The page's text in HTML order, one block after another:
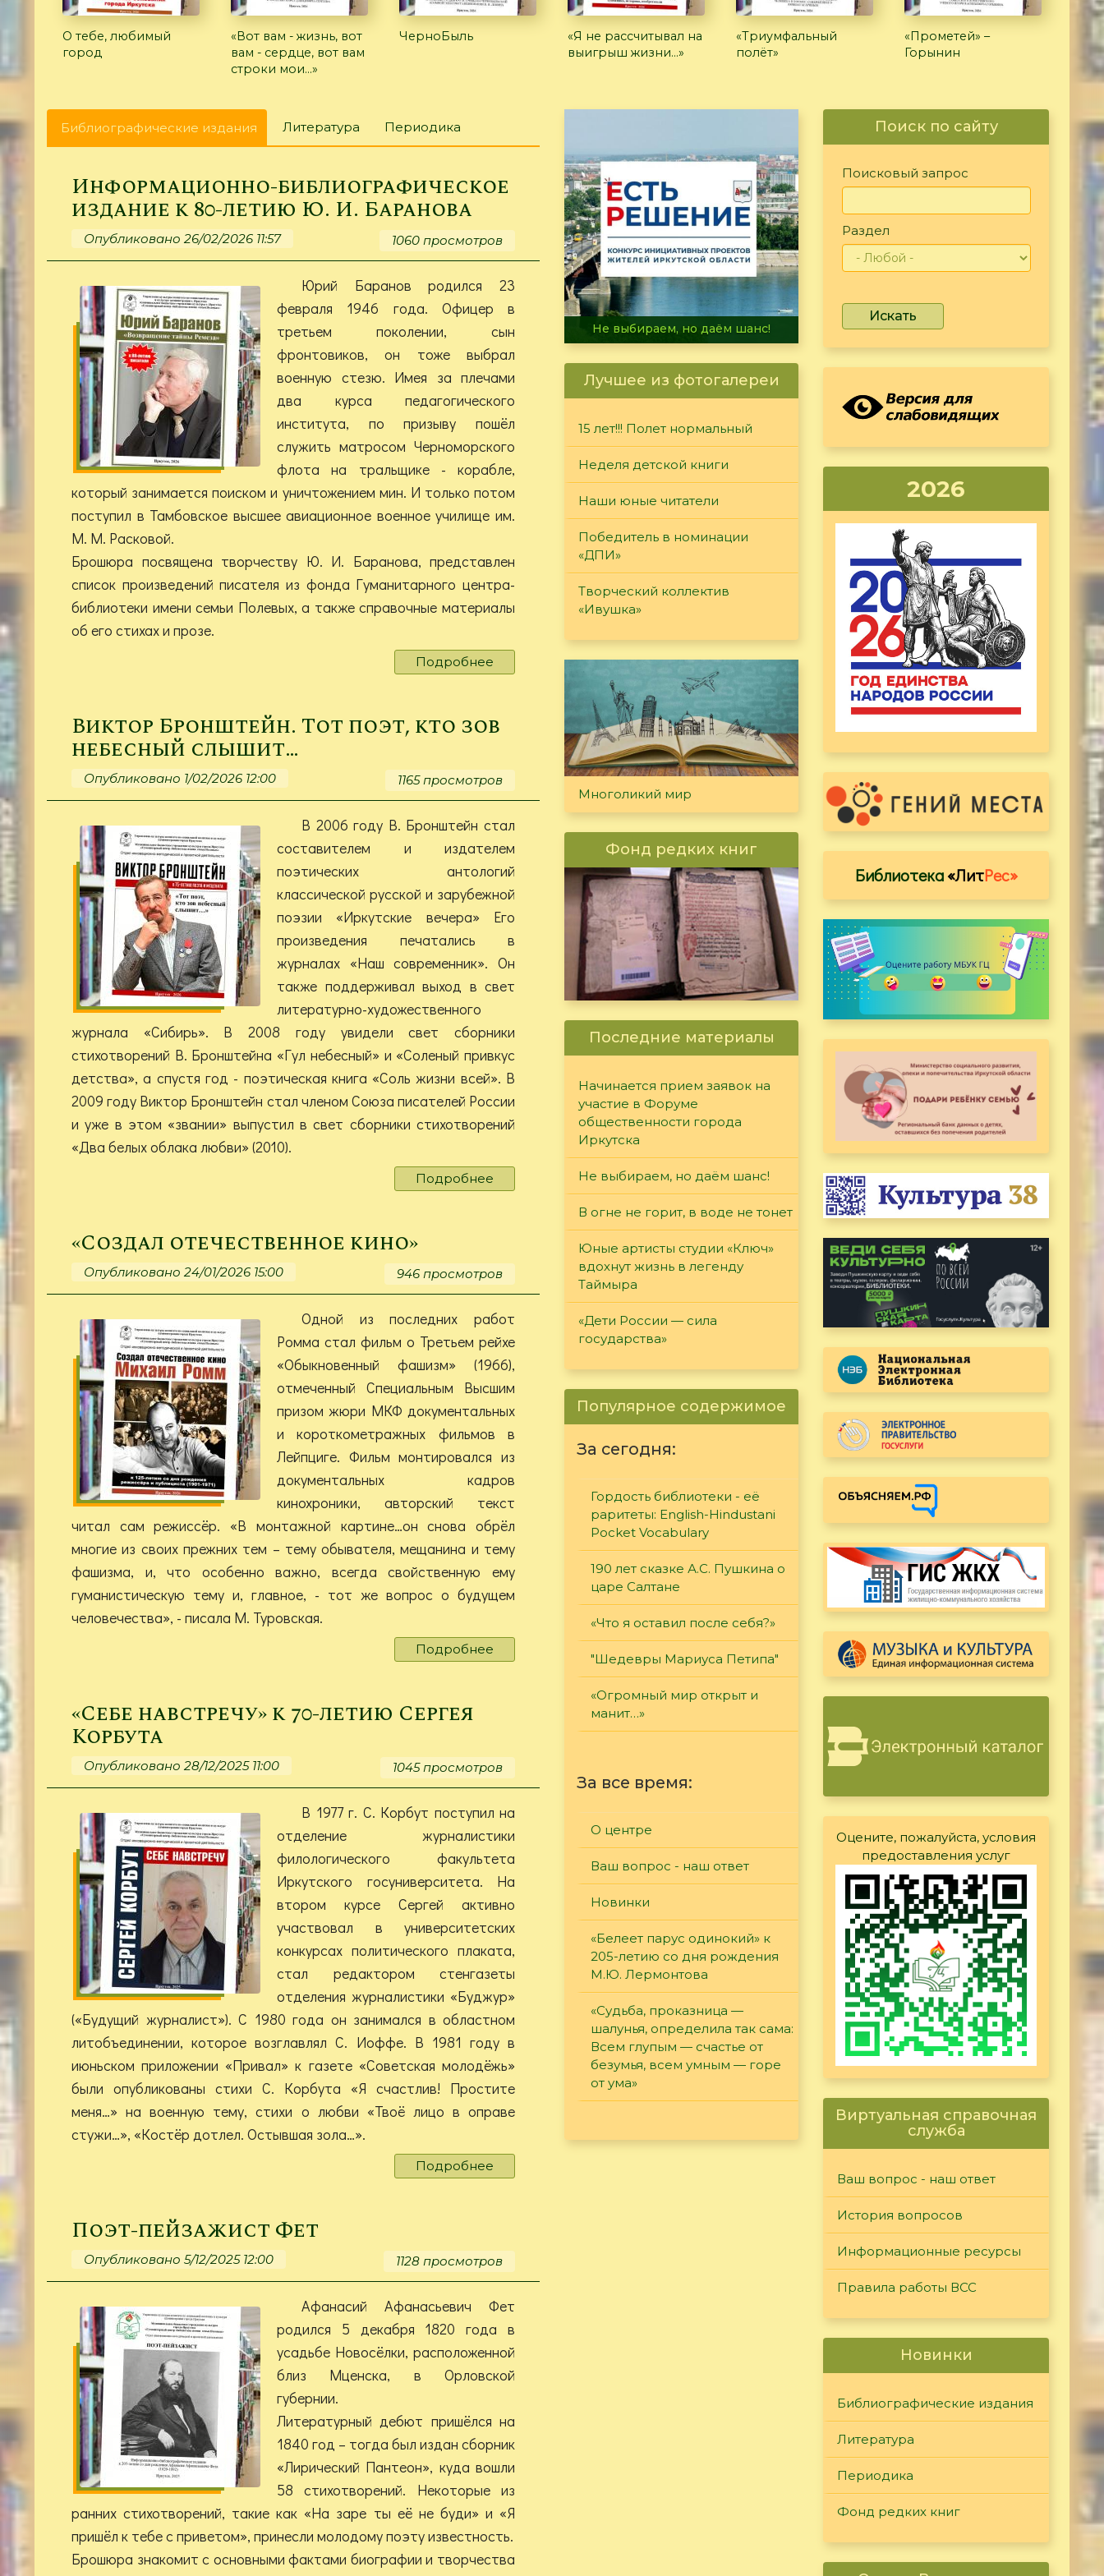
О тебе, любимый
город
«Вот вам - жизнь, вот
вам - сердце, вот вам
строки мои...»
ЧерноБыль
«Я не рассчитывал на
выигрыш жизни…»
«Триумфальный
полёт»
«Прометей» –
Горынин
Главные
вкладки
Библиографические издания (активная
вкладка)
Литература Периодика
Информационно-библиографическое
издание к 80-летию Ю. И. Баранова
Опубликовано 26/02/2026 11:57 1060 просмотров
Юрий Баранов родился 23
февраля 1946 года. Офицер в
третьем поколении, сын
фронтовиков, он тоже выбрал
военную стезю. Имея за плечами
два курса педагогического
института, по призыву пошёл
служить матросом Черноморского
флота на тральщике - корабле,
который занимается поиском и уничтожением мин. И только потом
поступил в Тамбовское высшее авиационное военное училище им.
М. М. Расковой.
Брошюра посвящена творчеству Ю. И. Баранова, представлен
список произведений писателя из фонда Гуманитарного центра-
библиотеки имени семьи Полевых, а также справочные материалы
об его стихах и прозе.
Подробнее
Информационно-
библиографическое
к
летию
Ю.
И.
Баранова
Виктор Бронштейн. Тот поэт, кто зов
небесный слышит…
Опубликовано 1/02/2026 12:00 1165 просмотров
В 2006 году В. Бронштейн стал
составителем и издателем
поэтических антологий
классической русской и зарубежной
поэзии «Иркутские вечера» Его
произведения печатались в
журналах «Наш современник». Он
также поддерживал выход в свет
литературно-художественного
журнала «Сибирь». В 2008 году увидели свет сборники
стихотворений В. Бронштейна «Гул небесный» и «Соленый привкус
детства», а спустя год - поэтическая книга «Соль жизни всей». В
2009 году Виктор Бронштейн стал членом Союза писателей России
и уже в этом «звании» выпустил в свет сборники стихотворений
«Два белых облака любви» (2010).
Подробнее
Виктор
кто
зов
слышит…
«Создал отечественное кино»
Опубликовано 24/01/2026 15:00 946 просмотров
Одной из последних работ
Ромма стал фильм о Третьем рейхе
«Обыкновенный фашизм» (1966),
отмеченный Специальным Высшим
призом жюри МКФ документальных
и короткометражных фильмов в
Лейпциге. Фильм монтировался из
документальных кадров
кинохроники, авторский текст
читал сам режиссёр. «В монтажной картине…он снова обрёл
многие из своих прежних тем – тему обывателя, мещанина и тему
фашизма, и, что особенно важно, всегда свойственную ему
гуманистическую тему и, главное, - тот же вопрос о будущем
человечества», - писала М. Туровская.
Подробнее
«Создал
«Себе навстречу» к 70-летию Сергея
Корбута
Опубликовано 28/12/2025 11:00 1045 просмотров
В 1977 г. С. Корбут поступил на
отделение журналистики
филологического факультета
Иркутского госуниверситета. На
втором курсе Сергей активно
участвовал в университетских
конкурсах политического плаката,
стал редактором стенгазеты
отделения журналистики «Буджур»
(«Будущий журналист»). С 1980 года он занимался в областном
литобъединении, которое возглавлял С. Иоффе. В 1981 году в
июньском приложении «Привал» к газете «Советская молодёжь»
были опубликованы стихи С. Корбута «Я счастлив! Простите
меня…» на военную тему, стихи о любви «Твоё лицо в оправе
стужи…», «Костёр дотлел. Остывшая зола…».
Подробнее
«Себе
летию
Сергея
Поэт-пейзажист Фет
Опубликовано 5/12/2025 12:00 1128 просмотров
Афанасий Афанасьевич Фет
родился 5 декабря 1820 года в
усадьбе Новосёлки, расположенной
близ Мценска, в Орловской
губернии.
Литературный дебют пришёлся на
1840 год – тогда был издан сборник
«Лирический Пантеон», куда вошли
58 стихотворений. Некоторые из
ранних стихотворений, такие как «На заре ты её не буди» и «Я
пришёл к тебе с приветом», принесли молодому поэту известность.
Брошюра знакомит с основными фактами биографии и творчества
В огне не горит, в воде не тонет
Лучшее из фотогалереи
15 лет!!! Полет нормальный
Неделя детской книги
Наши юные читатели
Победитель в номинации
«ДПИ»
Творческий коллектив
«Ивушка»
Многоликий мир
Фонд редких книг
Последние материалы
Начинается прием заявок на
участие в Форуме
общественности города
Иркутска
Не выбираем, но даём шанс!
В огне не горит, в воде не тонет
Юные артисты студии «Ключ»
вдохнут жизнь в легенду
Таймыра
«Дети России — сила
государства»
Популярное содержимое
За сегодня:
Гордость библиотеки - её
раритеты: English-Hindustani
Pocket Vocabulary
190 лет сказке А.С. Пушкина о
царе Салтане
«Что я оставил после себя?»
"Шедевры Мариуса Петипа"
«Огромный мир открыт и
манит…»
За все время:
О центре
Ваш вопрос - наш ответ
Новинки
«Белеет парус одинокий» к
205-летию со дня рождения
М.Ю. Лермонтова
«Судьба, проказница —
шалунья, определила так сама:
Всем глупым — счастье от
безумья, всем умным — горе
от ума»
Поиск по сайту
Поисковый запрос
Раздел
Искать
2026
Библиотека«ЛитРес»
Оцените, пожалуйста, условия
предоставления услуг
Виртуальная справочная
служба
Ваш вопрос - наш ответ
История вопросов
Информационные ресурсы
Правила работы ВСС
Новинки
Библиографические издания
Литература
Периодика
Фонд редких книг